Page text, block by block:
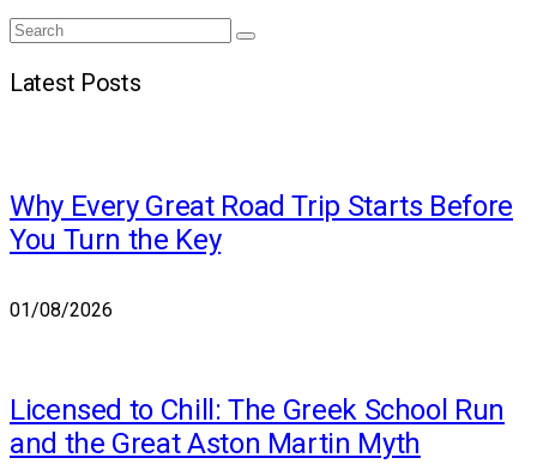
Search
Search
Latest Posts
Why Every Great Road Trip Starts Before
You Turn the Key
01/08/2026
Licensed to Chill: The Greek School Run
and the Great Aston Martin Myth